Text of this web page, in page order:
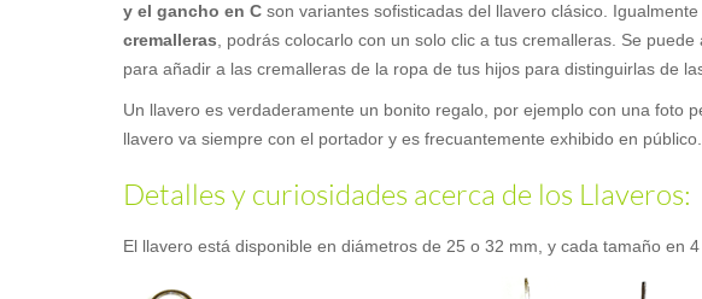
y el gancho en C son variantes sofisticadas del llavero clásico.
cremalleras, podrás colocarlo con un solo clic a tus cremalleras. Se
para añadir a las cremalleras de la ropa de tus hijos para distinguirlas de
Un llavero es verdaderamente un bonito regalo, por ejemplo con una foto
llavero va siempre con el portador y es frecuantemente exhibido en
Detalles y curiosidades acerca de los Llaveros:
El llavero está disponible en diámetros de 25 o 32 mm, y cada tamaño en